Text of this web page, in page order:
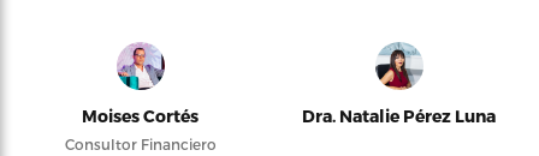
Moises Cortés
Consultor Financiero
Dra. Natalie Pérez Luna